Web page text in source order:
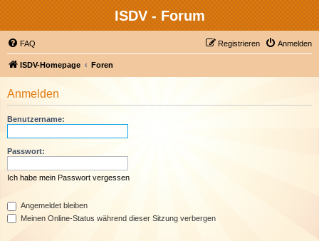
ISDV - Forum
FAQ Anmelden
Registrieren
ISDV-Homepage Foren
Anmelden
Benutzername:
Passwort:
Ich habe mein Passwort vergessen
Angemeldet bleiben
Meinen Online-Status während dieser Sitzung verbergen